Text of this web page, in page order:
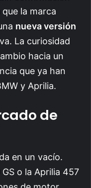
la marca
nueva versión
La curiosidad
hacia un
que ya han
y Aprilia.
de
en un vacío.
o la Aprilia 457